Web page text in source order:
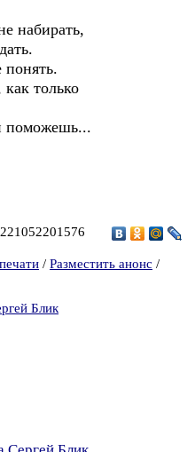
набирать,
понять.
только
поможешь...
/ Разместить анонс /
Блик